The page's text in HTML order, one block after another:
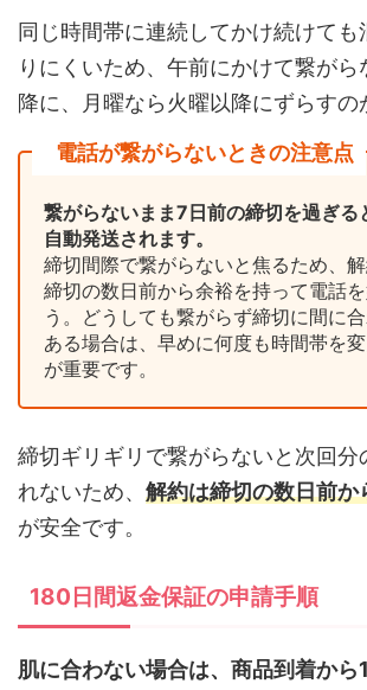
同じ時間帯に連続してかけ続けても
りにくいため、午前にかけて繋がら
降に、月曜なら火曜以降にずらすの
電話が繋がらないときの注意点
繋がらないまま7日前の締切を過ぎる
自動発送されます。
締切間際で繋がらないと焦るため、
締切の数日前から余裕を持って電話
う。どうしても繋がらず締切に間に
ある場合は、早めに何度も時間帯を
が重要です。
締切ギリギリで繋がらないと次回分
れないため、 解約は締切の数日前か
が安全です。
180日間返金保証の申請手順
肌に合わない場合は、商品到着か